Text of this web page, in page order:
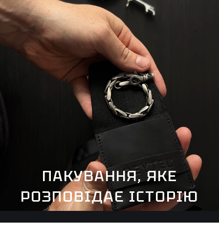
ПАКУВАННЯ, ЯКЕ
РОЗПОВІДАЄ ІСТОРІЮ